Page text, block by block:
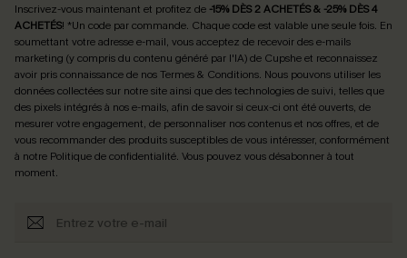
Inscrivez-vous maintenant et profitez de -15% DÈS 2 ACHETÉS & -25% DÈS 4
ACHETÉS! *Un code par commande. Chaque code est valable une seule fois. En
soumettant votre adresse e-mail, vous acceptez de recevoir des e-mails
marketing (y compris du contenu généré par l'IA) de Cupshe et reconnaissez
avoir pris connaissance de nosTermes & Conditions. Nous pouvons utiliser les
données collectées sur notre site ainsi que des technologies de suivi, telles que
des pixels intégrés à nos e-mails, afin de savoir si ceux-ci ont été ouverts, de
mesurer votre engagement, de personnaliser nos contenus et nos offres, et de
vous recommander des produits susceptibles de vous intéresser, conformément
à notre Politique de confidentialité. Vous pouvez vous désabonner à tout
moment.